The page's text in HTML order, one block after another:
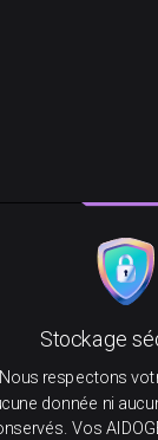
Stockage
Nous respectons
donnée ni
Vos